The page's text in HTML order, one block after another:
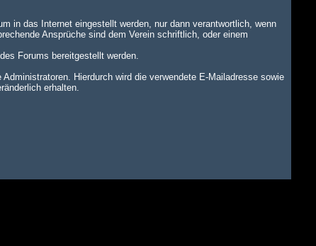
in das Internet eingestellt werden, nur dann verantwortlich, wenn
Ansprüche sind dem Verein schriftlich, oder einem
Forums bereitgestellt werden.
Hierdurch wird die verwendete E-Mailadresse sowie
erhalten.